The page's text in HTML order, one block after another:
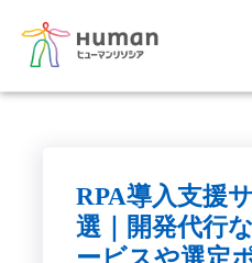
RPA導入支援
選｜開発代行
ービスや選定